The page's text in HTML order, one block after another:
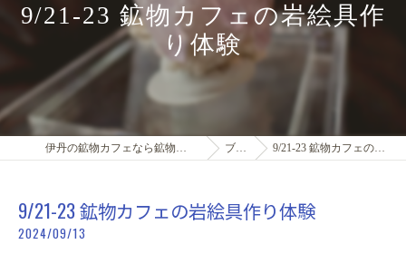
9/21-23 鉱物カフェの岩絵具作
り体験
伊丹の鉱物カフェなら鉱物＆カフェMineral Muru ブログ 9/21-23 鉱物カフェの岩絵具作り体験
9/21-23 鉱物カフェの岩絵具作り体験
2024/09/13